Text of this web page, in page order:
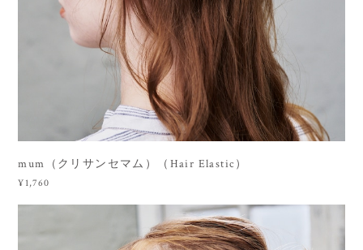
mum（クリサンセマム）（Hair Elastic）
¥1,760